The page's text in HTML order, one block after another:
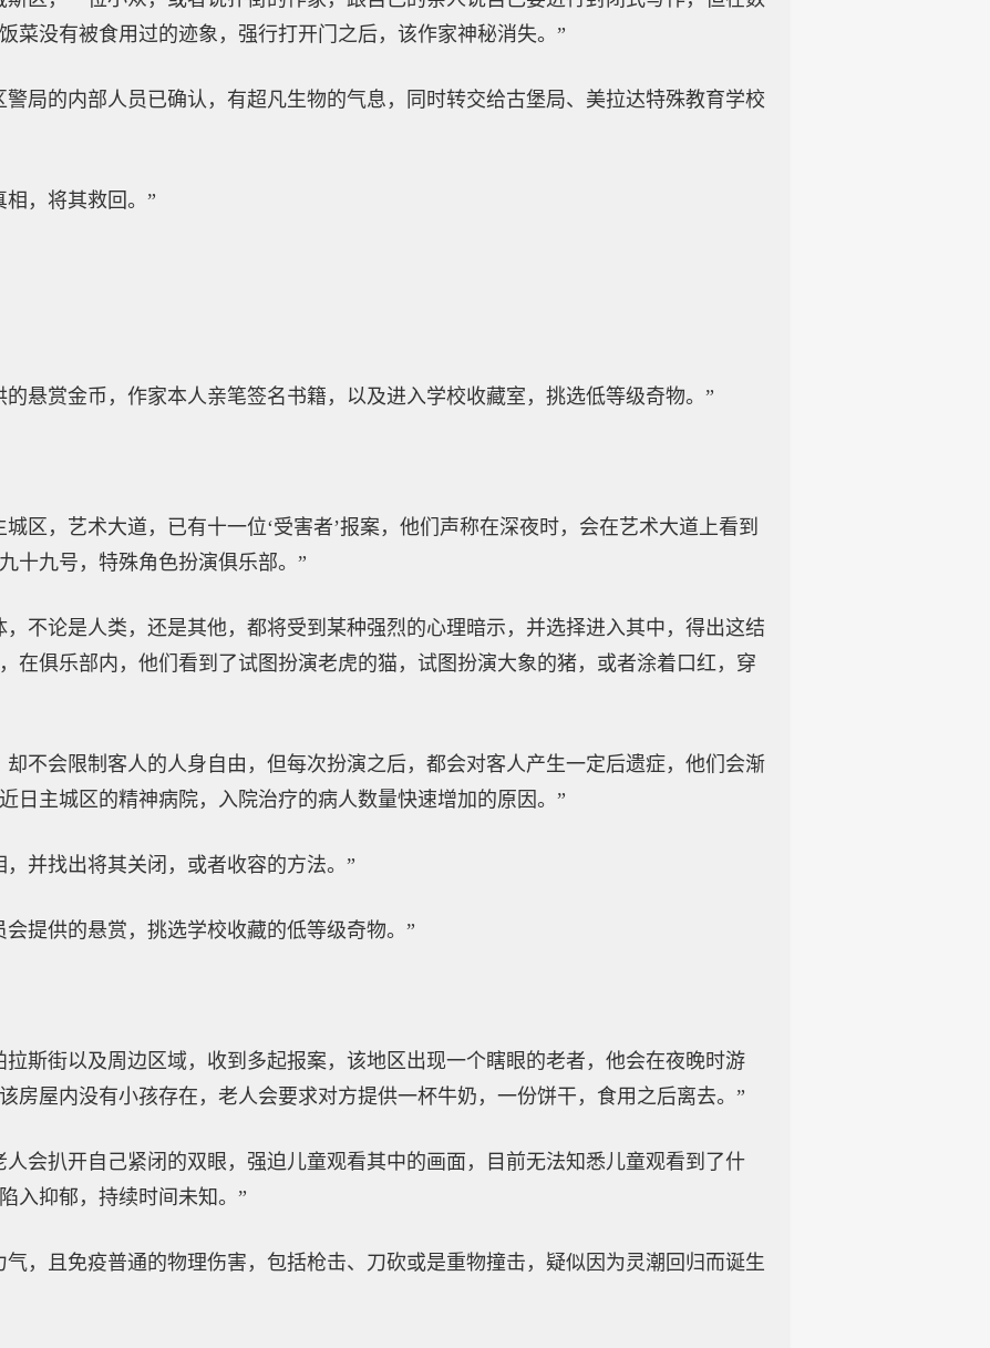
菜没有被食用过的迹象，强行打开门之后，该作家神秘消失。”
警局的内部人员已确认，有超凡生物的气息，同时转交给古堡局、美拉达特殊教育学校
，将其救回。”
悬赏金币，作家本人亲笔签名书籍，以及进入学校收藏室，挑选低等级奇物。”
区，艺术大道，已有十一位‘受害者’报案，他们声称在深夜时，会在艺术大道上看到
十九号，特殊角色扮演俱乐部。”
，不论是人类，还是其他，都将受到某种强烈的心理暗示，并选择进入其中，得出这结
在俱乐部内，他们看到了试图扮演老虎的猫，试图扮演大象的猪，或者涂着口红，穿
却不会限制客人的人身自由，但每次扮演之后，都会对客人产生一定后遗症，他们会渐
日主城区的精神病院，入院治疗的病人数量快速增加的原因。”
并找出将其关闭，或者收容的方法。”
提供的悬赏，挑选学校收藏的低等级奇物。”
拉斯街以及周边区域，收到多起报案，该地区出现一个瞎眼的老者，他会在夜晚时游
房屋内没有小孩存在，老人会要求对方提供一杯牛奶，一份饼干，食用之后离去。”
人会扒开自己紧闭的双眼，强迫儿童观看其中的画面，目前无法知悉儿童观看到了什
入抑郁，持续时间未知。”
气，且免疫普通的物理伤害，包括枪击、刀砍或是重物撞击，疑似因为灵潮回归而诞生